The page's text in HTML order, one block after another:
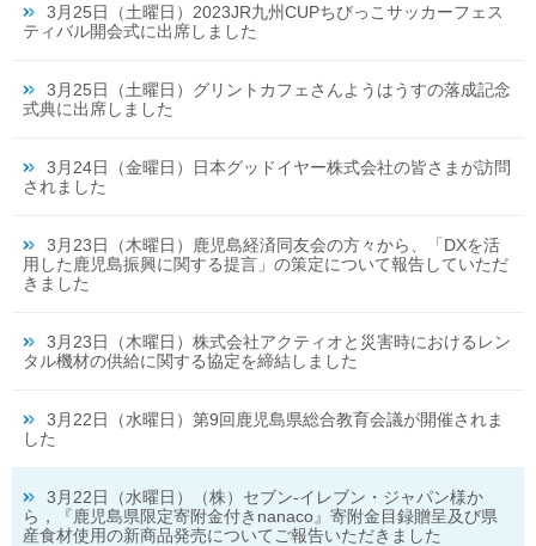
3月25日（土曜日）2023JR九州CUPちびっこサッカーフェス
ティバル開会式に出席しました
3月25日（土曜日）グリントカフェさんようはうすの落成記念
式典に出席しました
3月24日（金曜日）日本グッドイヤー株式会社の皆さまが訪問
されました
3月23日（木曜日）鹿児島経済同友会の方々から、「DXを活
用した鹿児島振興に関する提言」の策定について報告していただ
きました
3月23日（木曜日）株式会社アクティオと災害時におけるレン
タル機材の供給に関する協定を締結しました
3月22日（水曜日）第9回鹿児島県総合教育会議が開催されま
した
3月22日（水曜日）（株）セブン-イレブン・ジャパン様か
ら，『鹿児島県限定寄附金付きnanaco』寄附金目録贈呈及び県
産食材使用の新商品発売についてご報告いただきました